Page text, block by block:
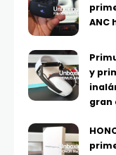
ANC
y
gran